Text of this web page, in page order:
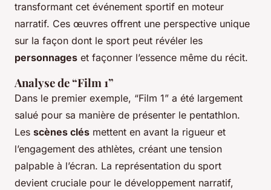
transformant cet événement sportif en moteur
narratif. Ces œuvres offrent une perspective unique
sur la façon dont le sport peut révéler les
personnages et façonner l’essence même du récit.
Analyse de “Film 1”
Dans le premier exemple, “Film 1” a été largement
salué pour sa manière de présenter le pentathlon.
Les scènes clés mettent en avant la rigueur et
l’engagement des athlètes, créant une tension
palpable à l’écran. La représentation du sport
devient cruciale pour le développement narratif,